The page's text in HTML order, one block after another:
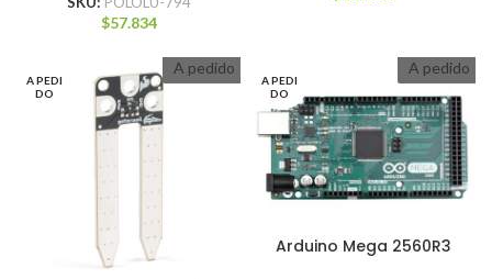
$57.834
A PEDI
DO
A pedido
A PEDI
DO
A pedido
Arduino Mega 2560R3